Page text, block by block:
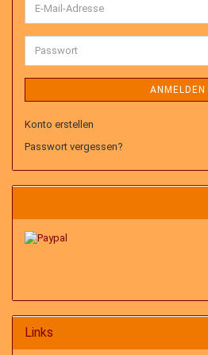
E-
Mail-
Adresse
Passwort
ANMELDEN
Konto erstellen
Passwort vergessen?
Links